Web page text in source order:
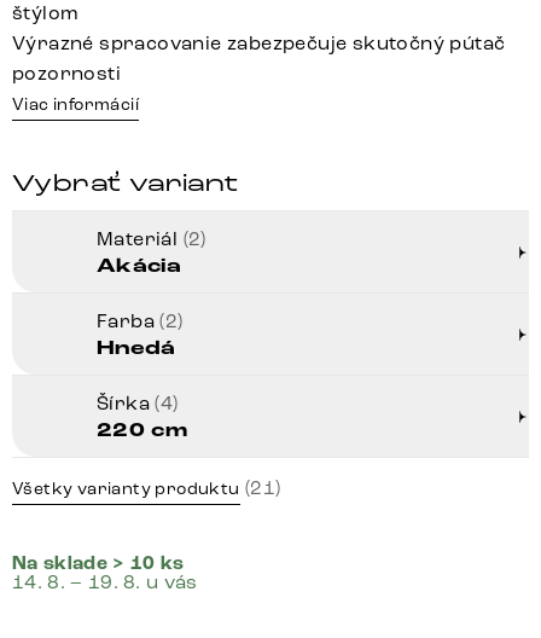
štýlom
Výrazné spracovanie zabezpečuje skutočný pútač
pozornosti
Viac informácií
Vybrať variant
Materiál (2)
Akácia
Farba(2)
Hnedá
Šírka(4)
220 cm
Všetky varianty produktu (21)
Na sklade > 10 ks
14. 8. – 19. 8. u vás